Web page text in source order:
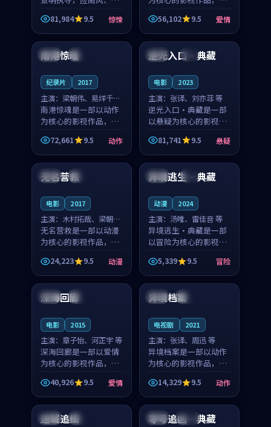
宥真领衔主演，是一部
2018年上映的日本惊悚
综艺。影片以邻里温情
为切入，呈现一段从初
遇到告别都浸着真实
81,984 9.5 惊悚
绕危机、反转与人物成
长展开，整体节奏紧
凑，值得推荐观看。
56,102 9.5 爱情
英国 独播
南港惊魂
纪录片 2017
主演： 梁朝伟、易烊千玺
等
南港惊魂是一部以动作
为核心的影视作品，围
绕危机、反转与人物成
长展开，整体节奏紧
凑，值得推荐观看。
72,661 9.5 动作
中国 4K
逆光入口·典藏
电影 2023
主演： 张译、刘亦菲 等
逆光入口·典藏是一部
以悬疑为核心的影视作
品，围绕危机、反转与
人物成长展开，整体节
奏紧凑，值得推荐观
81,741 9.5 悬疑
日本 院线
无名营救
电影 2017
主演： 木村拓哉、梁朝伟
等
无名营救是一部以动漫
为核心的影视作品，围
绕危机、反转与人物成
长展开，整体节奏紧
凑，值得推荐观看。
24,223 9.5 动漫
英国 4K
异境逃生·典藏
动漫 2024
主演： 汤唯、雷佳音 等
异境逃生·典藏是一部
以冒险为核心的影视作
品，围绕危机、反转与
人物成长展开，整体节
奏紧凑，值得推荐观
看。
5,339 9.5 冒险
法国 完结
深海回廊
电影 2015
主演： 章子怡、河正宇 等
深海回廊是一部以爱情
为核心的影视作品，围
绕危机、反转与人物成
长展开，整体节奏紧
凑，值得推荐观看。
40,926 9.5 爱情
中国 院线
异境档案
电视剧 2021
主演： 张译、周迅 等
异境档案是一部以动作
为核心的影视作品，围
绕危机、反转与人物成
长展开，整体节奏紧
凑，值得推荐观看。
14,329 9.5 动作
中国 杜比
迷城追缉 日本 院线
零号追凶·典藏